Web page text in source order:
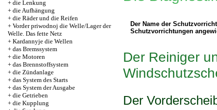
+ die Lenkung
+ die Aufhängung
+ die Räder und die Reifen
+ Vorder priwodnoj die Welle/Lager der
Welle. Das fette Netz
+ Kardannyje die Wellen
+ das Bremssystem
+ die Motoren
+ das Brennstoffsystem
+ die Zündanlage
+ das System des Starts
+ das System der Ausgabe
+ die Getrieben
+ die Kupplung
Der Name der
Schutzvorrichtungen
Der Reiniger
Der